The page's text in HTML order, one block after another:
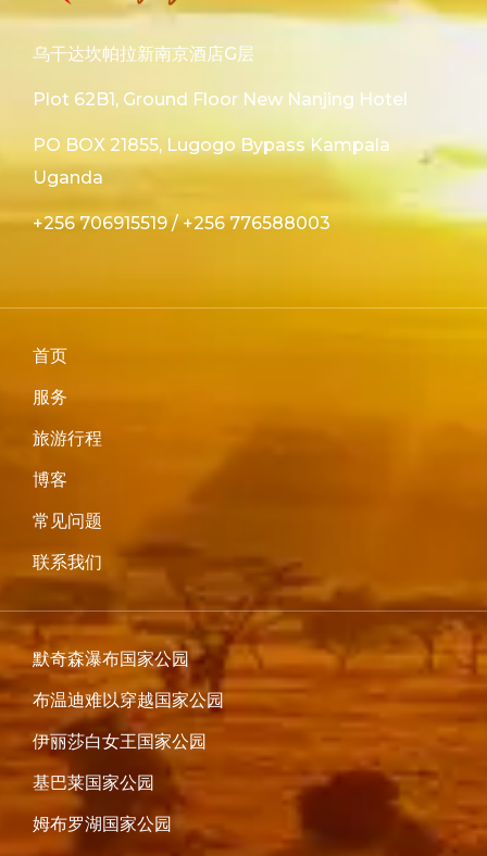
乌干达坎帕拉新南京酒店G层
Plot 62B1, Ground Floor New Nanjing Hotel
PO BOX 21855, Lugogo Bypass Kampala
Uganda
+256 706915519 / +256 776588003
首页
服务
旅游行程
博客
常见问题
联系我们
默奇森瀑布国家公园
布温迪难以穿越国家公园
伊丽莎白女王国家公园
基巴莱国家公园
姆布罗湖国家公园